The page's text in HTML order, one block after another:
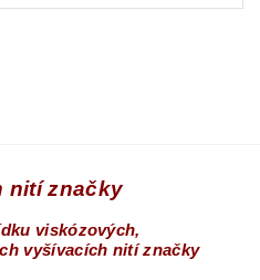
nití značky
viskózových,
vyšívacích nití značky